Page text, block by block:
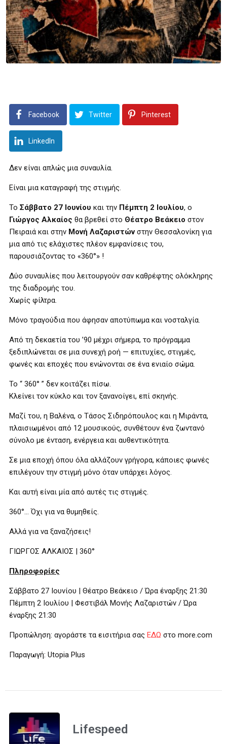
Facebook Twitter Pinterest
LinkedIn
Δεν είναι απλώς μια συναυλία.
Είναι μια καταγραφή της στιγμής.
Το Σάββατο 27 Ιουνίου και την Πέμπτη 2 Ιουλίου, ο
Γιώργος Αλκαίος θα βρεθεί στο Θέατρο Βεάκειο στον
Πειραιά και στην Μονή Λαζαριστώνστην Θεσσαλονίκη για
μια από τις ελάχιστες πλέον εμφανίσεις του,
παρουσιάζοντας το «360°» !
Δύο συναυλίες που λειτουργούν σαν καθρέφτης ολόκληρης
της διαδρομής του.
Χωρίς φίλτρα.
Μόνο τραγούδια που άφησαν αποτύπωμα και νοσταλγία.
Από τη δεκαετία του ’90 μέχρι σήμερα, το πρόγραμμα
ξεδιπλώνεται σε μια συνεχή ροή — επιτυχίες, στιγμές,
φωνές και εποχές που ενώνονται σε ένα ενιαίο σώμα.
Το “ 360° ” δεν κοιτάζει πίσω.
Κλείνει τον κύκλο και τον ξανανοίγει, επί σκηνής.
Μαζί του, η Βαλένα, ο Τάσος Σιδηρόπουλος και η Μιράντα,
πλαισιωμένοι από 12 μουσικούς, συνθέτουν ένα ζωντανό
σύνολο με ένταση, ενέργεια και αυθεντικότητα.
Σε μια εποχή όπου όλα αλλάζουν γρήγορα, κάποιες φωνές
επιλέγουν την στιγμή μόνο όταν υπάρχει λόγος.
Και αυτή είναι μία από αυτές τις στιγμές.
360°… Όχι για να θυμηθείς.
Αλλά για να ξαναζήσεις!
ΓΙΩΡΓΟΣ ΑΛΚΑΙΟΣ | 360°
Πληροφορίες
Σάββατο 27 Ιουνίου | Θέατρο Βεάκειο / Ώρα έναρξης 21:30
Πέμπτη 2 Ιουλίου | Φεστιβάλ Μονής Λαζαριστών / Ώρα
έναρξης 21:30
Προπώληση: αγοράστε τα εισιτήρια σας ΕΔΩ στο more.com
Παραγωγή: Utopia Plus
Lifespeed